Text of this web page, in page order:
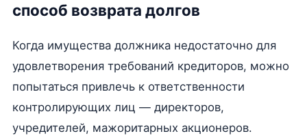
способ возврата долгов
Когда имущества должника недостаточно для
удовлетворения требований кредиторов, можно
попытаться привлечь к ответственности
контролирующих лиц — директоров,
учредителей, мажоритарных акционеров.